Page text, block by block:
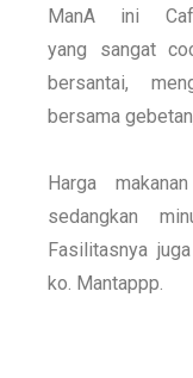
ManA ini
yang sangat
bersantai,
bersama
Harga
sedangkan
Fasilitasnya
ko. Mantappp.